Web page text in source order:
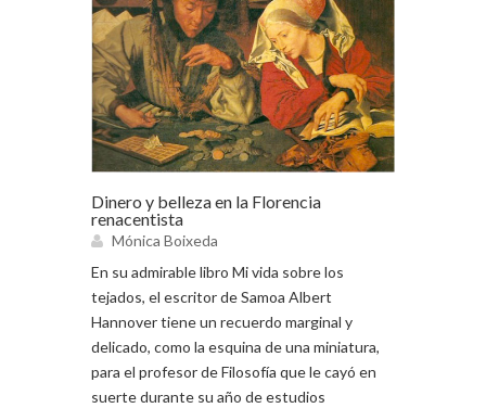
Dinero y belleza en la Florencia
renacentista
Mónica Boixeda
En su admirable libro Mi vida sobre los
tejados, el escritor de Samoa Albert
Hannover tiene un recuerdo marginal y
delicado, como la esquina de una miniatura,
para el profesor de Filosofía que le cayó en
suerte durante su año de estudios